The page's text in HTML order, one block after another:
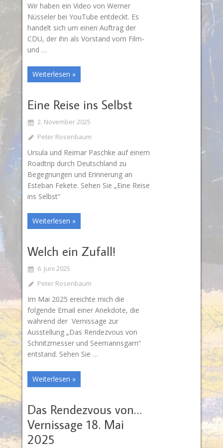
Wir haben ein Video von Werner
Nüsseler bei YouTube entdeckt. Es
handelt sich um einen Auftrag der
CDU, der ihn als Vorstand vom Film-
und …
Weiterlesen »
Eine Reise ins Selbst
2. November 2025
Peter Rosenbaum
Ursula und Reimar Paschke auf einem
Roadtrip durch Deutschland zu
Begegnungen und Erinnerung an
Esteban Fekete. Sehen Sie „Eine Reise
ins Selbst“
Weiterlesen »
Welch ein Zufall!
6. Juni 2025
Peter Rosenbaum
Im Mai 2025 ereichte mich die
folgende Email einer Anekdote, die
während der Vernissage zur
Ausstellung „Das Rendezvous von
Schnitzmesser und Seemannsgarn“
entstand. Sehen Sie …
Weiterlesen »
Das Rendezvous von…
Vernissage 18. Mai
2025